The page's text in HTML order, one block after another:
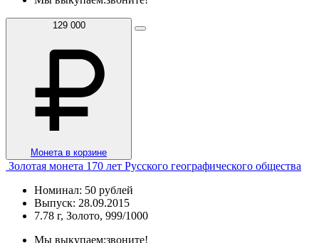
129 000
Монета в корзине
Золотая монета 170 лет Русского географического общества
Номинал: 50 рублей
Выпуск: 28.09.2015
7.78 г, Золото, 999/1000
Мы выкупаем:звоните!